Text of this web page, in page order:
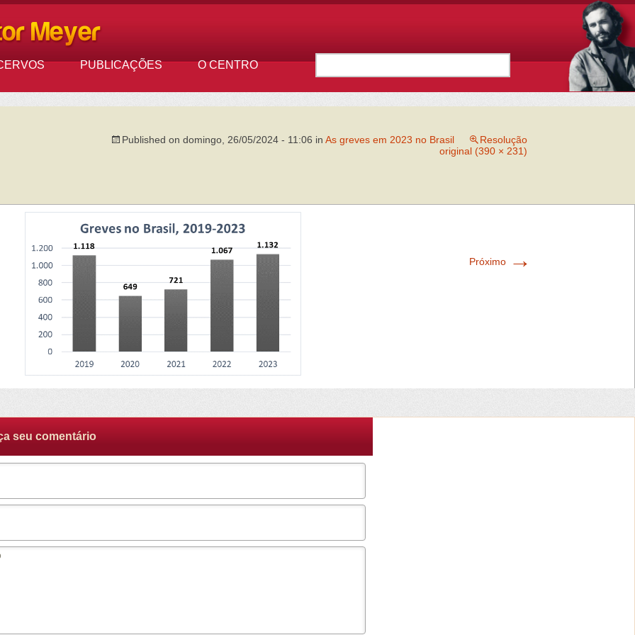
PUBLICAÇÕES O CENTRO
Published on domingo, 26/05/2024 - 11:06 in As greves em 2023 no Brasil
Resolução
original (390 × 231)
Próximo →
seu comentário